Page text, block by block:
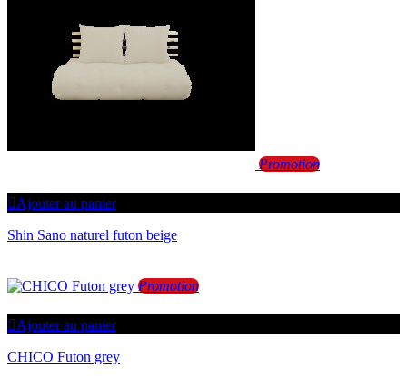
Promotion
Ajouter au panier
Shin Sano naturel futon beige
Promotion
Ajouter au panier
CHICO Futon grey